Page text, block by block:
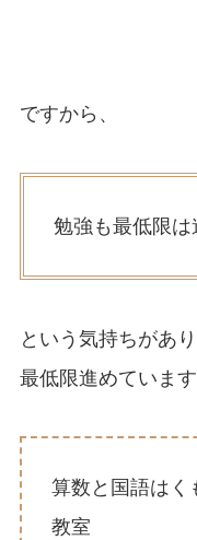
ですから、
勉強も最低限
という気持ちがあ
最低限進めています
算数と国語はく
教室